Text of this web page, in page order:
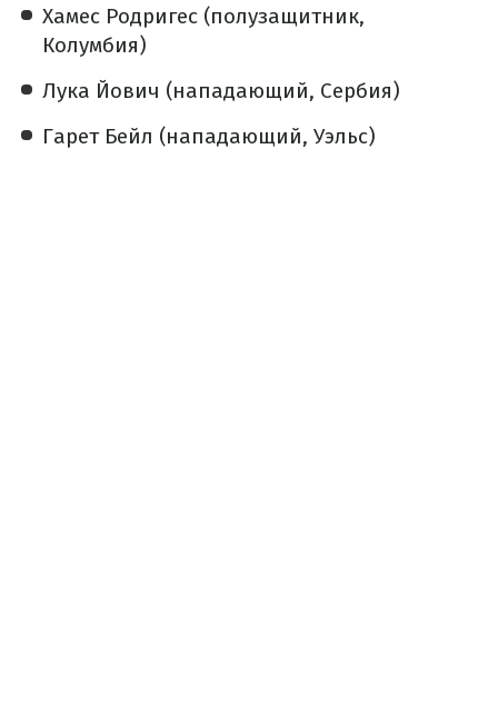
Хамес Родригес (полузащитник,
Колумбия)
Лука Йович (нападающий, Сербия)
Гарет Бейл (нападающий, Уэльс)